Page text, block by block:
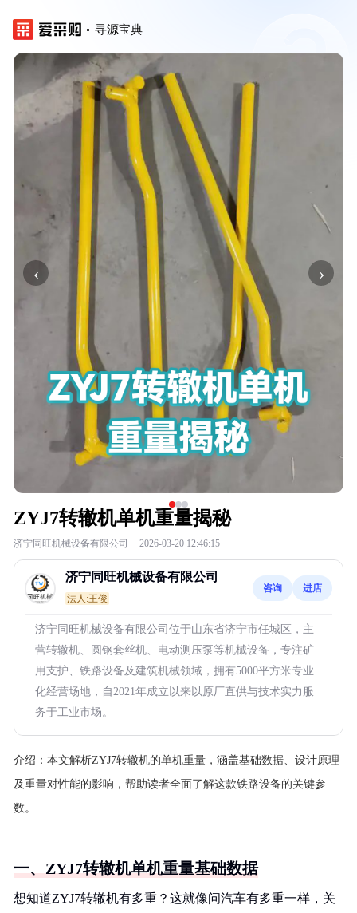
寻源宝典
‹ ›
ZYJ7转辙机单机重量揭秘
济宁同旺机械设备有限公司 · 2026-03-20 12:46:15
济宁同旺机械设备有限公司
法人:王俊
咨询 进店
济宁同旺机械设备有限公司位于山东省济宁市任城区，主
营转辙机、圆钢套丝机、电动测压泵等机械设备，专注矿
用支护、铁路设备及建筑机械领域，拥有5000平方米专业
化经营场地，自2021年成立以来以原厂直供与技术实力服
务于工业市场。
介绍： 本文解析ZYJ7转辙机的单机重量，涵盖基础数据、设计原理
及重量对性能的影响，帮助读者全面了解这款铁路设备的关键参
数。
一、ZYJ7转辙机单机重量基础数据
想知道ZYJ7转辙机有多重？这就像问汽车有多重一样，关